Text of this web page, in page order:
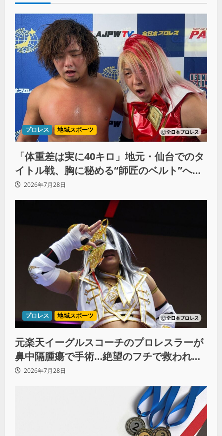
プロレス 地域スポーツ
「体重差は実に40キロ」地元・仙台でのタ
イトル戦、胸に秘める“師匠のベルト”への
想いと同期決戦への決意
2026年7月28日
プロレス 地域スポーツ
元楽天イーグルスコーチのプロレスラーが
鼻中隔腫瘍で手術…絶望のフチで救われた
リーダーの言葉
2026年7月28日